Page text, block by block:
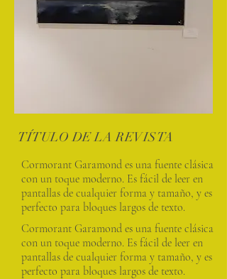
TÍTULO DE LA REVISTA
Cormorant Garamond es una fuente clásica
con un toque moderno. Es fácil de leer en
pantallas de cualquier forma y tamaño, y es
perfecto para bloques largos de texto.
Cormorant Garamond es una fuente clásica
con un toque moderno. Es fácil de leer en
pantallas de cualquier forma y tamaño, y es
perfecto para bloques largos de texto.